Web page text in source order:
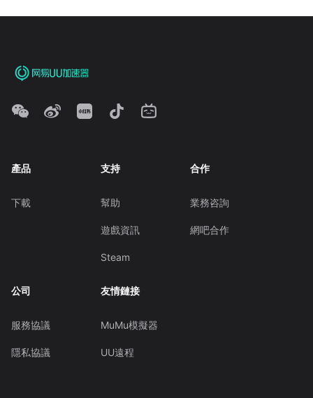
產品
下載
支持
幫助
遊戲資訊
Steam
合作
業務咨詢
網吧合作
公司
服務協議
隱私協議
友情鏈接
MuMu模擬器
UU遠程